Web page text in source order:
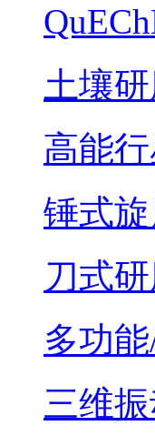
土壤
高能
锤式
刀式
多功
三维